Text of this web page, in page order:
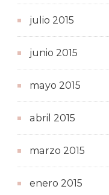
julio 2015
junio 2015
mayo 2015
abril 2015
marzo 2015
enero 2015